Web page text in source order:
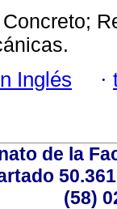
Concreto;
Inglés ·
de la
(58)